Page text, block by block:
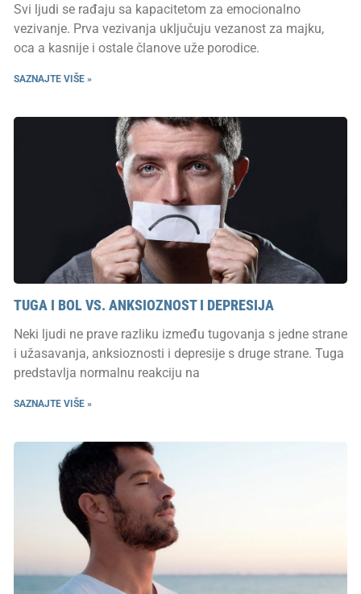
Svi ljudi se rađaju sa kapacitetom za emocionalno
vezivanje. Prva vezivanja uključuju vezanost za majku,
oca a kasnije i ostale članove uže porodice.
SAZNAJTE VIŠE »
TUGA I BOL VS. ANKSIOZNOST I DEPRESIJA
Neki ljudi ne prave razliku između tugovanja s jedne strane
i užasavanja, anksioznosti i depresije s druge strane. Tuga
predstavlja normalnu reakciju na
SAZNAJTE VIŠE »